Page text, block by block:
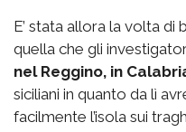
E’ stata allora la volta di
quella che gli
nel Reggino, in
siciliani in quanto da lì
facilmente l’isola sui